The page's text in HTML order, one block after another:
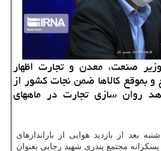
صنعت، معدن و تجارت اظهار
بموقع كالاها ضمن نجات كشور از
روان سازی تجارت در ماههای
بعد از بازدید هوایی از باراندازهای
پسکرانه مجتمع بندری شهید رجایی بعنوان